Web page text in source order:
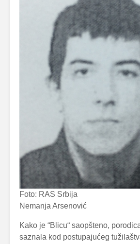
Foto: RAS Srbija
Nemanja Arsenović
Kako je “Blicu“ saopšteno,
saznala kod postupajućeg